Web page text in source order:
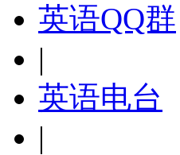
英语QQ群
|
英语电台
|